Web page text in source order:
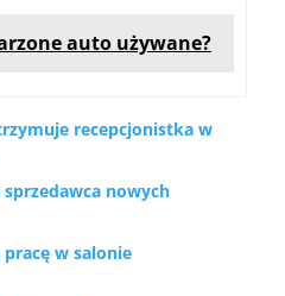
auto używane?
recepcjonistka w
nowych
w salonie